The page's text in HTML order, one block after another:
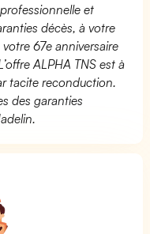
et
décès, à votre
67e anniversaire
ALPHA TNS est à
tacite reconduction.
des garanties